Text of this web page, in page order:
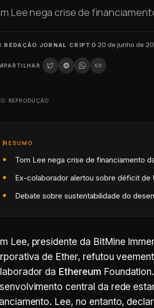
Lee nega crise de
REDAÇÃO JORNAL CRIPTO·20 de junho de
REPRODUÇÃO
RESUMO
Tom Lee nega crise de financiamento
Ex-colaborador alertou sobre déficit de
Debate sobre sustentabilidade do
Lee, presidente da BitMine
de Ether, refutou
da Ethereum
central da rede
Lee, no entanto,